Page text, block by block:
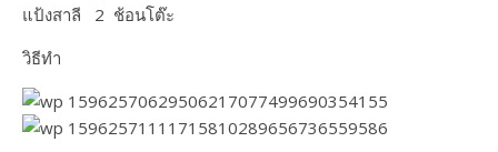
แป้งสาลี 2 ช้อนโต๊ะ
วิธีทำ